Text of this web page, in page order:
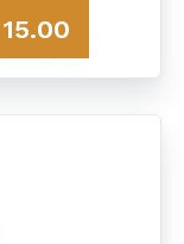
15.00